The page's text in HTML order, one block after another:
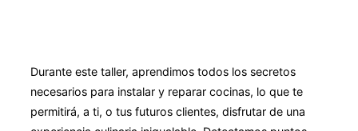
Durante este taller, aprendimos todos los secretos
necesarios para instalar y reparar cocinas, lo que te
permitirá, a ti, o tus futuros clientes, disfrutar de una